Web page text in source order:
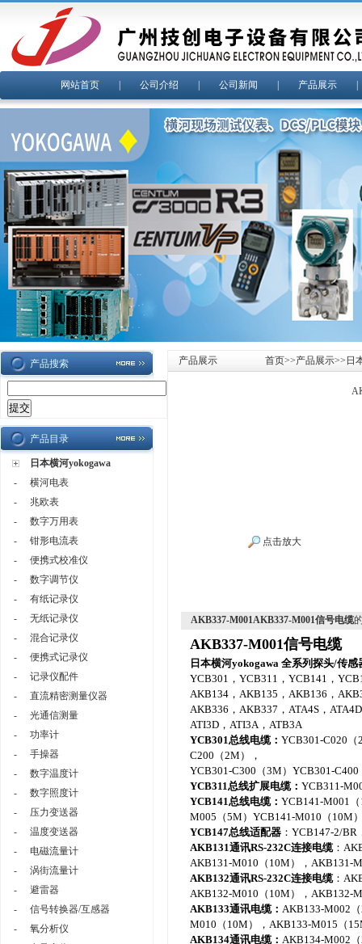
网站首页 公司介绍 公司新闻 产品展示
产品搜索
产品目录
日本横河yokogawa
-
横河电表
-
兆欧表
-
数字万用表
-
钳形电流表
-
便携式校准仪
-
数字调节仪
-
有纸记录仪
-
无纸记录仪
-
混合记录仪
-
便携式记录仪
-
记录仪配件
-
直流精密测量仪器
-
光通信测量
-
功率计
-
手操器
-
数字温度计
-
数字照度计
-
压力变送器
-
温度变送器
-
电磁流量计
-
涡街流量计
-
避雷器
-
信号转换器/互感器
-
氧分析仪
产品展示 首页>>产品展示>> 日
点击放大
AKB337-M001AKB337-M001信号电缆
AKB337-M001信号电缆
日本横河yokogawa 全系列探头/传感
YCB301，YCB311，YCB141，
AKB134，AKB135，AKB136，
AKB336，AKB337，ATA4S，
ATI3D，ATI3A，ATB3A
YCB301总线电缆： YCB301-C020
C200（2M），
YCB301-C300（3M）YCB301-
YCB311总线扩展电缆： YCB311-
YCB141总线电缆： YCB141-M001
M005（5M）YCB141-M010（10M
YCB147总线适配器：YCB147-2/BR
AKB131通讯RS-232C连接电缆：
AKB131-M010（10M），AKB131-
AKB132通讯RS-232C连接电缆：
AKB132-M010（10M），AKB132-
AKB133通讯电缆： AKB133-M002
M010（10M），AKB133-M015（
AKB134通讯电缆： AKB134-M002